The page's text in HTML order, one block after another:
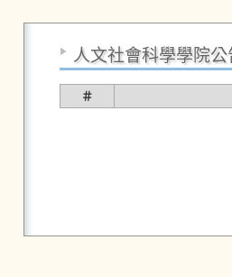
人文社會科學學院公
＃